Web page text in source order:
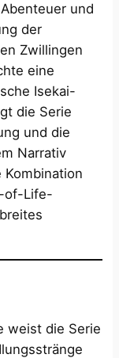
und
der
Zwillingen
eine
Isekai-
die Serie
und die
Narrativ
of-Life-
weist die Serie